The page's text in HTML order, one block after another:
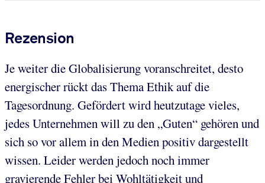
Rezension
Je weiter die Globalisierung voranschreitet, desto
energischer rückt das Thema Ethik auf die
Tagesordnung. Gefördert wird heutzutage vieles,
jedes Unternehmen will zu den „Guten“ gehören und
sich so vor allem in den Medien positiv dargestellt
wissen. Leider werden jedoch noch immer
gravierende Fehler bei Wohltätigkeit und